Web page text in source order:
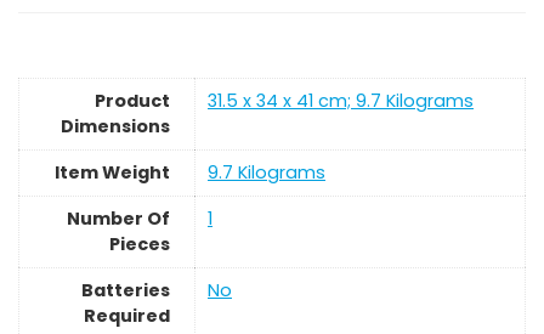
Product
Dimensions
‎31.5 x 34 x 41 cm; 9.7 Kilograms
Item Weight
‎9.7 Kilograms
Number Of
Pieces
‎1
Batteries
Required
‎No